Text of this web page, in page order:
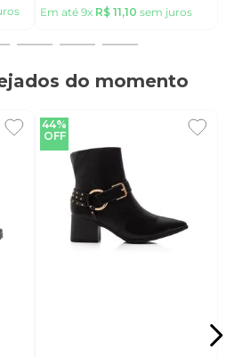
Em até 9x R$ 11,10 sem juros
do momento
44%
OFF